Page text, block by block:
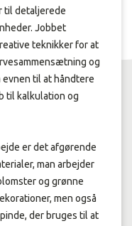
til detaljerede
Jobbet
teknikker for at
og
til at håndtere
til kalkulation og
er det afgørende
man arbejder
og grønne
men også
der bruges til at